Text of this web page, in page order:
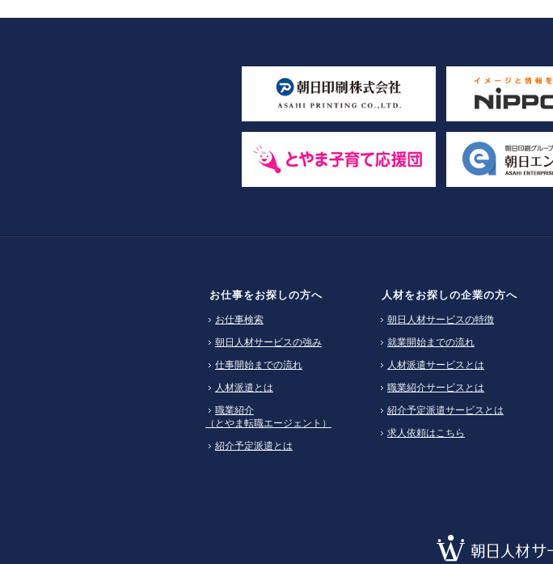
お仕事をお探しの方へ
お仕事検索
朝日人材サービスの強み
仕事開始までの流れ
人材派遣とは
職業紹介
（とやま転職エージェント）
紹介予定派遣とは
人材をお探しの企業の方へ
朝日人材サービスの特徴
就業開始までの流れ
人材派遣サービスとは
職業紹介サービスとは
紹介予定派遣サービスとは
求人依頼はこちら